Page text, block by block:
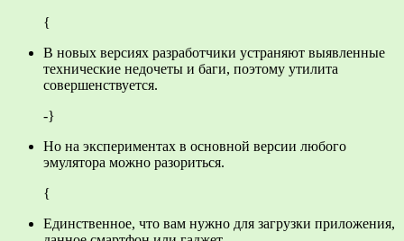
{
В новых версиях разработчики устраняют выявленные
технические недочеты и баги, поэтому утилита
совершенствуется.
-}
Но на экспериментах в основной версии любого
эмулятора можно разориться.
{
Единственное, что вам нужно для загрузки приложения,